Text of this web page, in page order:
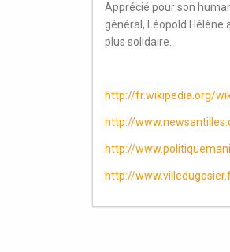
Apprécié pour son
général, Léopold Hélène
plus solidaire.
http://fr.wikipedia.org/
http://
http://
http://